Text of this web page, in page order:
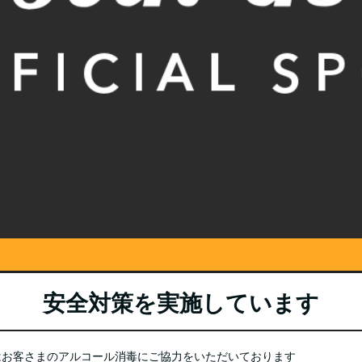
安全対策を実施しています
客さまのアルコール消毒にご協力をいただいております